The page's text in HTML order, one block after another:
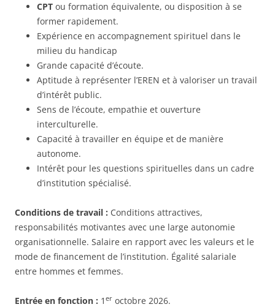
CPT ou formation équivalente, ou disposition à se
former rapidement.
Expérience en accompagnement spirituel dans le
milieu du handicap
Grande capacité d’écoute.
Aptitude à représenter l’EREN et à valoriser un travail
d’intérêt public.
Sens de l’écoute, empathie et ouverture
interculturelle.
Capacité à travailler en équipe et de manière
autonome.
Intérêt pour les questions spirituelles dans un cadre
d’institution spécialisé.
Conditions de travail : Conditions attractives,
responsabilités motivantes avec une large autonomie
organisationnelle. Salaire en rapport avec les valeurs et le
mode de financement de l’institution. Égalité salariale
entre hommes et femmes.
Entrée en fonction : 1 er octobre 2026.